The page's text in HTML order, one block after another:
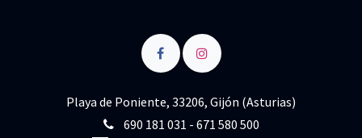
Playa de Poniente, 33206, Gijón (Asturias)
690 181 031 - 671 580 500